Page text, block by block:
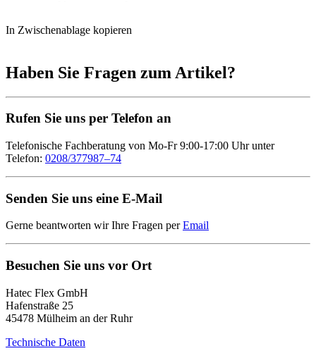
In Zwischenablage kopieren
Haben Sie Fragen zum Artikel?
Rufen Sie uns per Telefon an
Telefonische Fachberatung von Mo-Fr 9:00-17:00 Uhr unter
Telefon: 0208/377987–74
Senden Sie uns eine E-Mail
Gerne beantworten wir Ihre Fragen perEmail
Besuchen Sie uns vor Ort
Hatec Flex GmbH
Hafenstraße 25
45478 Mülheim an der Ruhr
Technische Daten